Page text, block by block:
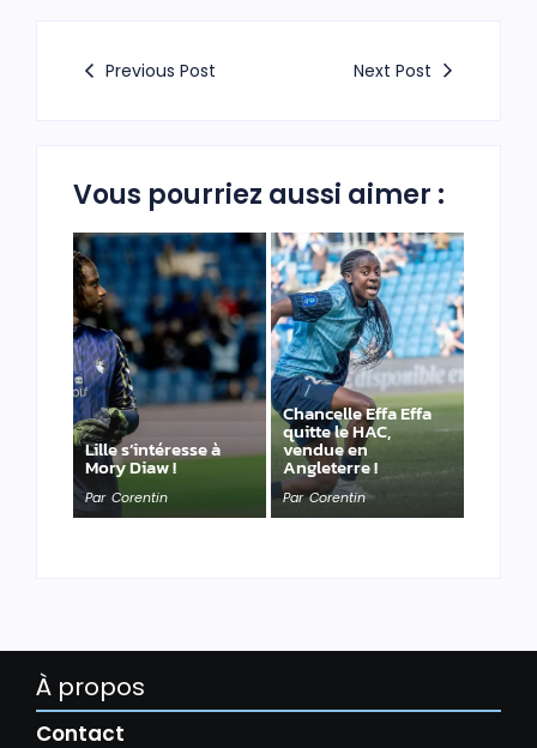
Previous Post Next Post
Vous pourriez aussi aimer :
Lille s’intéresse à
Mory Diaw !
Par Corentin
Chancelle Effa Effa
quitte le HAC,
vendue en
Angleterre !
Par Corentin
À propos
Contact